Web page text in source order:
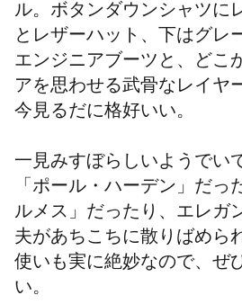
ル。ボタンダウンシャツに
とレザーハット、下はグレ
エンジニアブーツと、どこ
アを思わせる武骨なレイヤ
今見るだに格好いい。
一見みすぼらしいようでい
「ポール・ハーデン」だっ
ルメス」だったり、エレガ
夫があちこちに散りばめら
使いも実に絶妙なので、ぜ
い。